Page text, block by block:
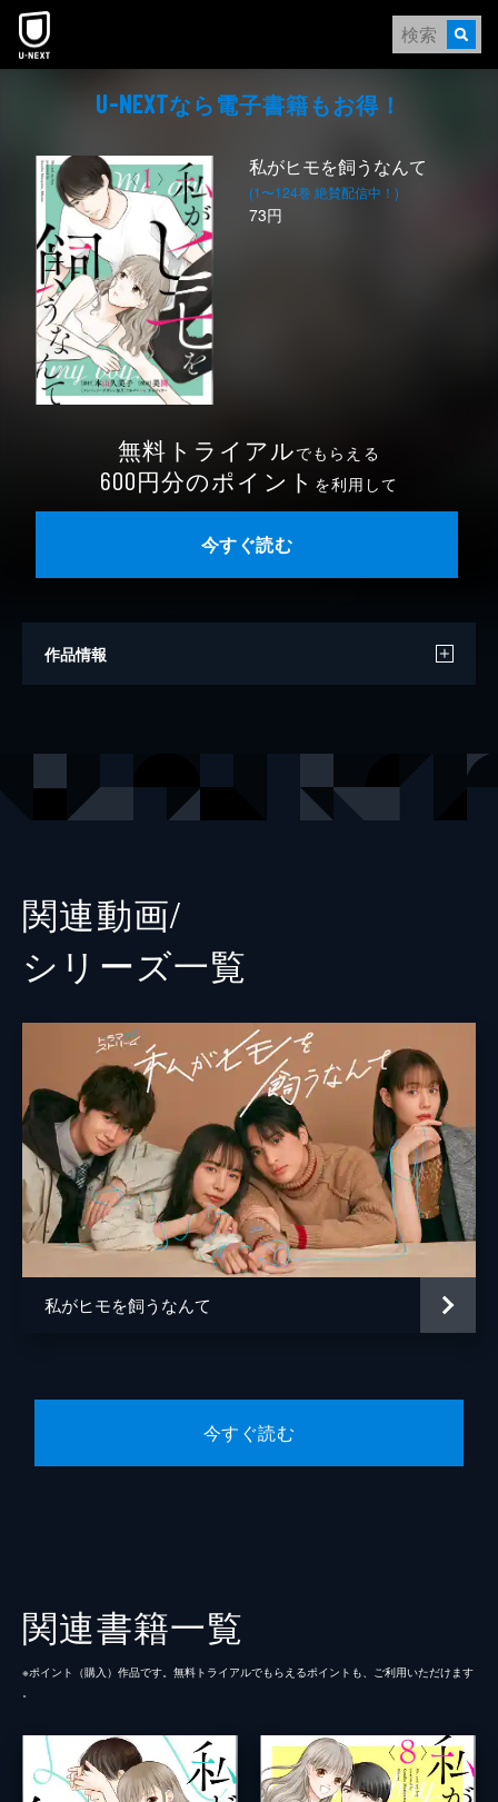
本文へスキップ
U-NEXTなら電⼦書籍もお得！
私がヒモを飼うなんて
(1〜124巻 絶賛配信中！)
73円
無料トライアルでもらえる
600円分のポイント を利用して
今すぐ読む
作品情報
漫画
マンガボックス
関連動画/
シリーズ⼀覧
私がヒモを飼うなんて
今すぐ読む
関連書籍一覧
※ポイント（購⼊）作品です。無料トライアルでもらえるポイントも、ご利⽤いただけます
。